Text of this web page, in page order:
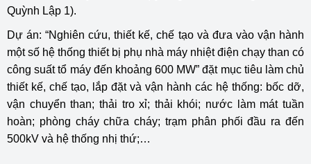
Quỳnh Lập 1).
Dự án: “Nghiên cứu, thiết kế, chế tạo và đưa vào vận hành
một số hệ thống thiết bị phụ nhà máy nhiệt điện chạy than có
công suất tổ máy đến khoảng 600 MW” đặt mục tiêu làm chủ
thiết kế, chế tạo, lắp đặt và vận hành các hệ thống: bốc dỡ,
vận chuyển than; thải tro xỉ; thải khói; nước làm mát tuần
hoàn; phòng cháy chữa cháy; trạm phân phối đầu ra đến
500kV và hệ thống nhị thứ;…